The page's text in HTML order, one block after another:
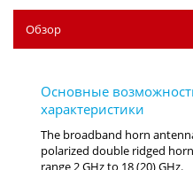
Обзор